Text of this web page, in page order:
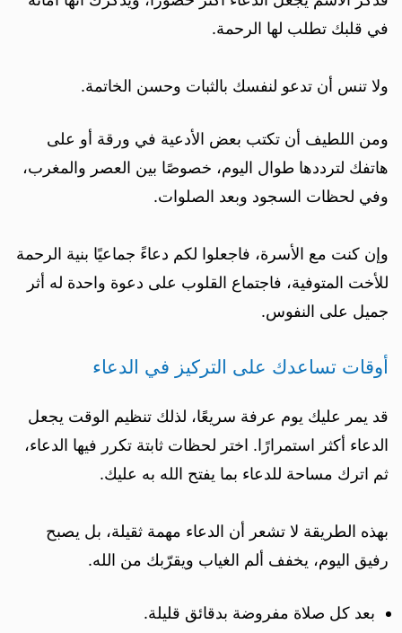
في قلبك تطلب لها الرحمة.
ولا تنس أن تدعو لنفسك بالثبات وحسن الخاتمة.
ومن اللطيف أن تكتب بعض الأدعية في ورقة أو على
هاتفك لترددها طوال اليوم، خصوصًا بين العصر والمغرب،
وفي لحظات السجود وبعد الصلوات.
وإن كنت مع الأسرة، فاجعلوا لكم دعاءً جماعيًا بنية الرحمة
للأخت المتوفية، فاجتماع القلوب على دعوة واحدة له أثر
جميل على النفوس.
أوقات تساعدك على التركيز في الدعاء
قد يمر عليك يوم عرفة سريعًا، لذلك تنظيم الوقت يجعل
الدعاء أكثر استمرارًا. اختر لحظات ثابتة تكرر فيها الدعاء،
ثم اترك مساحة للدعاء بما يفتح الله به عليك.
بهذه الطريقة لا تشعر أن الدعاء مهمة ثقيلة، بل يصبح
رفيق اليوم، يخفف ألم الغياب ويقرّبك من الله.
بعد كل صلاة مفروضة بدقائق قليلة.